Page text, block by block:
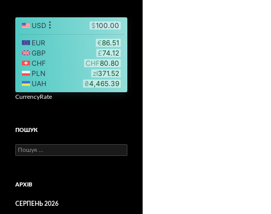
CurrencyRate
ПОШУК
Пошук:
АРХІВ
СЕРПЕНЬ 2026